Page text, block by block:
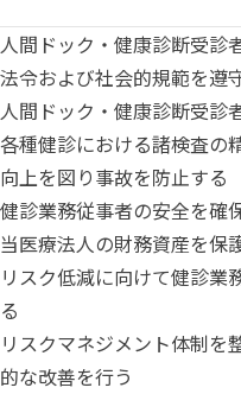
人間ドック・健康診断受診
法令および社会的規範を遵
人間ドック・健康診断受診
各種健診における諸検査の
向上を図り事故を防止する
健診業務従事者の安全を確
当医療法人の財務資産を保
リスク低減に向けて健診業
る
リスクマネジメント体制を
的な改善を行う